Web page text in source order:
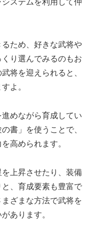
ステムを利用して仲
ため、好きな武将や
り選んでみるのもお
将を迎えられると、
よ。
めながら育成してい
書」を使うことで、
高められます。
上昇させたり、装備
、育成要素も豊富で
ざまな方法で武将を
あります。